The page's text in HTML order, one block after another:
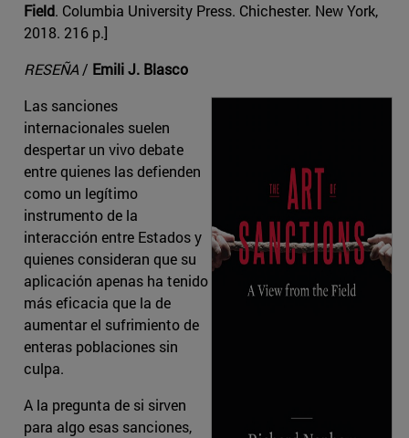
Field. Columbia University Press. Chichester. New York,
2018. 216 p.]
RESEÑA/ Emili J. Blasco
Las sanciones
internacionales suelen
despertar un vivo debate
entre quienes las defienden
como un legítimo
instrumento de la
interacción entre Estados y
quienes consideran que su
aplicación apenas ha tenido
más eficacia que la de
aumentar el sufrimiento de
enteras poblaciones sin
culpa.
A la pregunta de si sirven
para algo esas sanciones,